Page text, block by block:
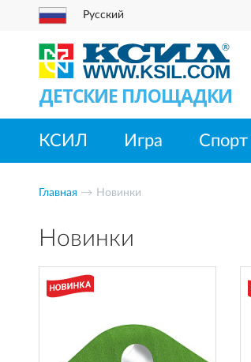
Русский
ДЕТСКИЕ ПЛОЩАДКИ
КСИЛ Игра Спорт
Главная Новинки
Новинки